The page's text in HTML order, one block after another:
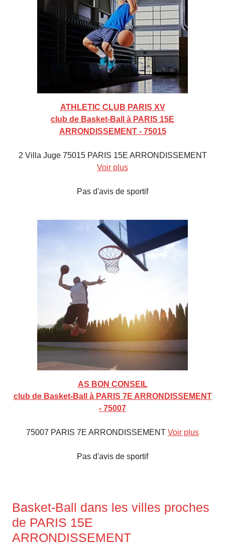
ATHLETIC CLUB PARIS XV
club de Basket-Ball à PARIS 15E
ARRONDISSEMENT - 75015
2 Villa Juge 75015 PARIS 15E ARRONDISSEMENT
Voir plus
Pas d'avis de sportif
AS BON CONSEIL
club de Basket-Ball à PARIS 7E ARRONDISSEMENT
- 75007
75007 PARIS 7E ARRONDISSEMENT Voir plus
Pas d'avis de sportif
Basket-Ball dans les villes proches
de PARIS 15E
ARRONDISSEMENT